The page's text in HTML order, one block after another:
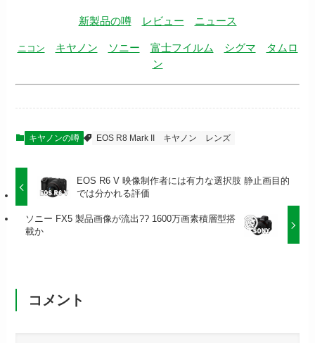
新製品の噂 レビュー ニュース
ニコン キヤノン ソニー 富士フイルム シグマ
タムロ
ン
キヤノンの噂 EOS R8 Mark II キヤノン レンズ
EOS R6 V 映像制作者には有力な選択肢 静止画目的
では分かれる評価
ソニー FX5 製品画像が流出?? 1600万画素積層型搭
載か
コメント